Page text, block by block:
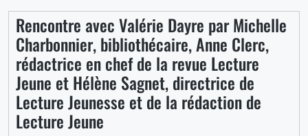
Rencontre avec Valérie Dayre par Michelle
Charbonnier, bibliothécaire, Anne Clerc,
rédactrice en chef de la revue Lecture
Jeune et Hélène Sagnet, directrice de
Lecture Jeunesse et de la rédaction de
Lecture Jeune